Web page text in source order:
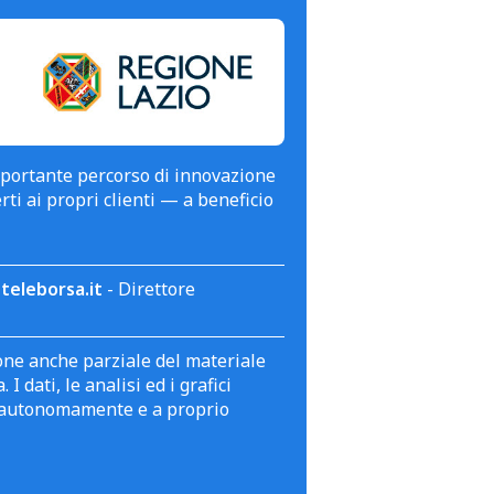
percorso di innovazione
ai propri clienti — a beneficio
- Direttore
anche parziale del materiale
I dati, le analisi ed i grafici
e a proprio